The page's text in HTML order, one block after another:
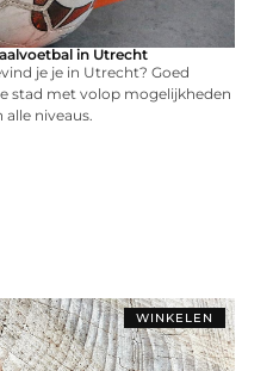
in Utrecht
je je in Utrecht? Goed
stad met volop mogelijkheden
niveaus.
WINKELEN